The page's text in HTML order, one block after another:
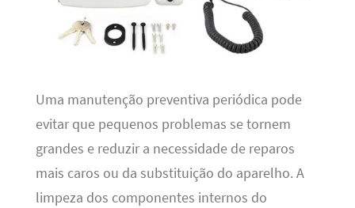
Uma manutenção preventiva periódica pode
evitar que pequenos problemas se tornem
grandes e reduzir a necessidade de reparos
mais caros ou da substituição do aparelho. A
limpeza dos componentes internos do